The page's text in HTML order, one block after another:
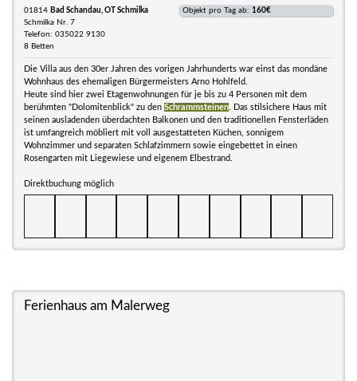
01814 Bad Schandau, OT Schmilka
Schmilka Nr. 7
Telefon: 035022 9130
8 Betten
Objekt pro Tag ab: 160€
Die Villa aus den 30er Jahren des vorigen Jahrhunderts war einst das mondäne
Wohnhaus des ehemaligen Bürgermeisters Arno Hohlfeld.
Heute sind hier zwei Etagenwohnungen für je bis zu 4 Personen mit dem
berühmten "Dolomitenblick" zu den Schrammsteinen . Das stilsichere Haus mit
seinen ausladenden überdachten Balkonen und den traditionellen Fensterläden
ist umfangreich möbliert mit voll ausgestatteten Küchen, sonnigem
Wohnzimmer und separaten Schlafzimmern sowie eingebettet in einen
Rosengarten mit Liegewiese und eigenem Elbestrand.
Direktbuchung möglich
Ferienhaus am Malerweg